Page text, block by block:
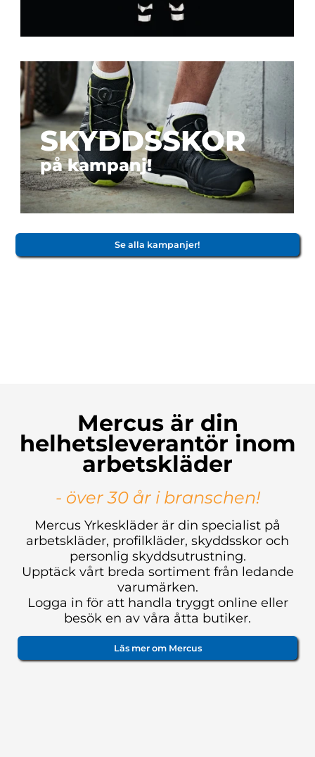
SKYDDSSKOR
på kampanj!
Se alla kampanjer!
Mercus är din
helhetsleverantör inom
arbetskläder
- över 30 år i branschen!
Mercus Yrkeskläder är din specialist på
arbetskläder, profilkläder, skyddsskor och
personlig skyddsutrustning.
Upptäck vårt breda sortiment från ledande
varumärken.
Logga in för att handla tryggt online eller
besök en av våra åtta butiker.
Läs mer om Mercus